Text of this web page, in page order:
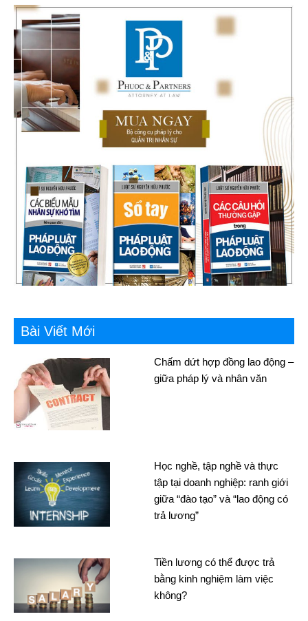
Bài Viết Mới
Chấm dứt hợp đồng lao động –
giữa pháp lý và nhân văn
Học nghề, tập nghề và thực
tập tại doanh nghiệp: ranh giới
giữa “đào tạo” và “lao động có
trả lương”
Tiền lương có thể được trả
bằng kinh nghiệm làm việc
không?